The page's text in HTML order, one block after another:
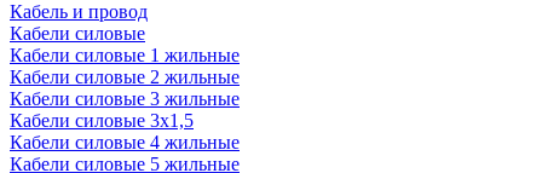
Кабель и провод
Кабели силовые
Кабели силовые 1 жильные
Кабели силовые 2 жильные
Кабели силовые 3 жильные
Кабели силовые 3х1,5
Кабели силовые 4 жильные
Кабели силовые 5 жильные